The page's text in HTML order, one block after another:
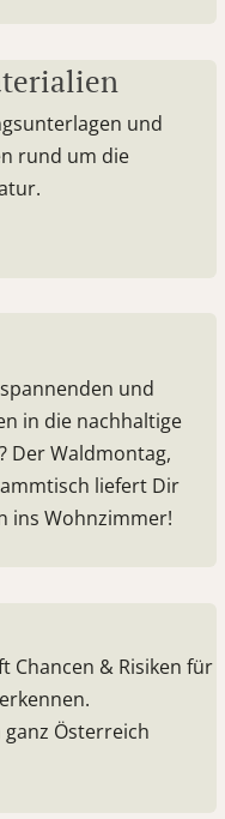
und
rund um die
und
in die nachhaltige
Der Waldmontag,
liefert Dir
ins Wohnzimmer!
Chancen & Risiken für
Österreich